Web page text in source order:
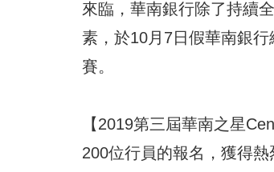
來臨，華南銀行除了持續
素，於10月7日假華南銀
賽。
【2019第三屆華南之星
200位行員的報名，獲得